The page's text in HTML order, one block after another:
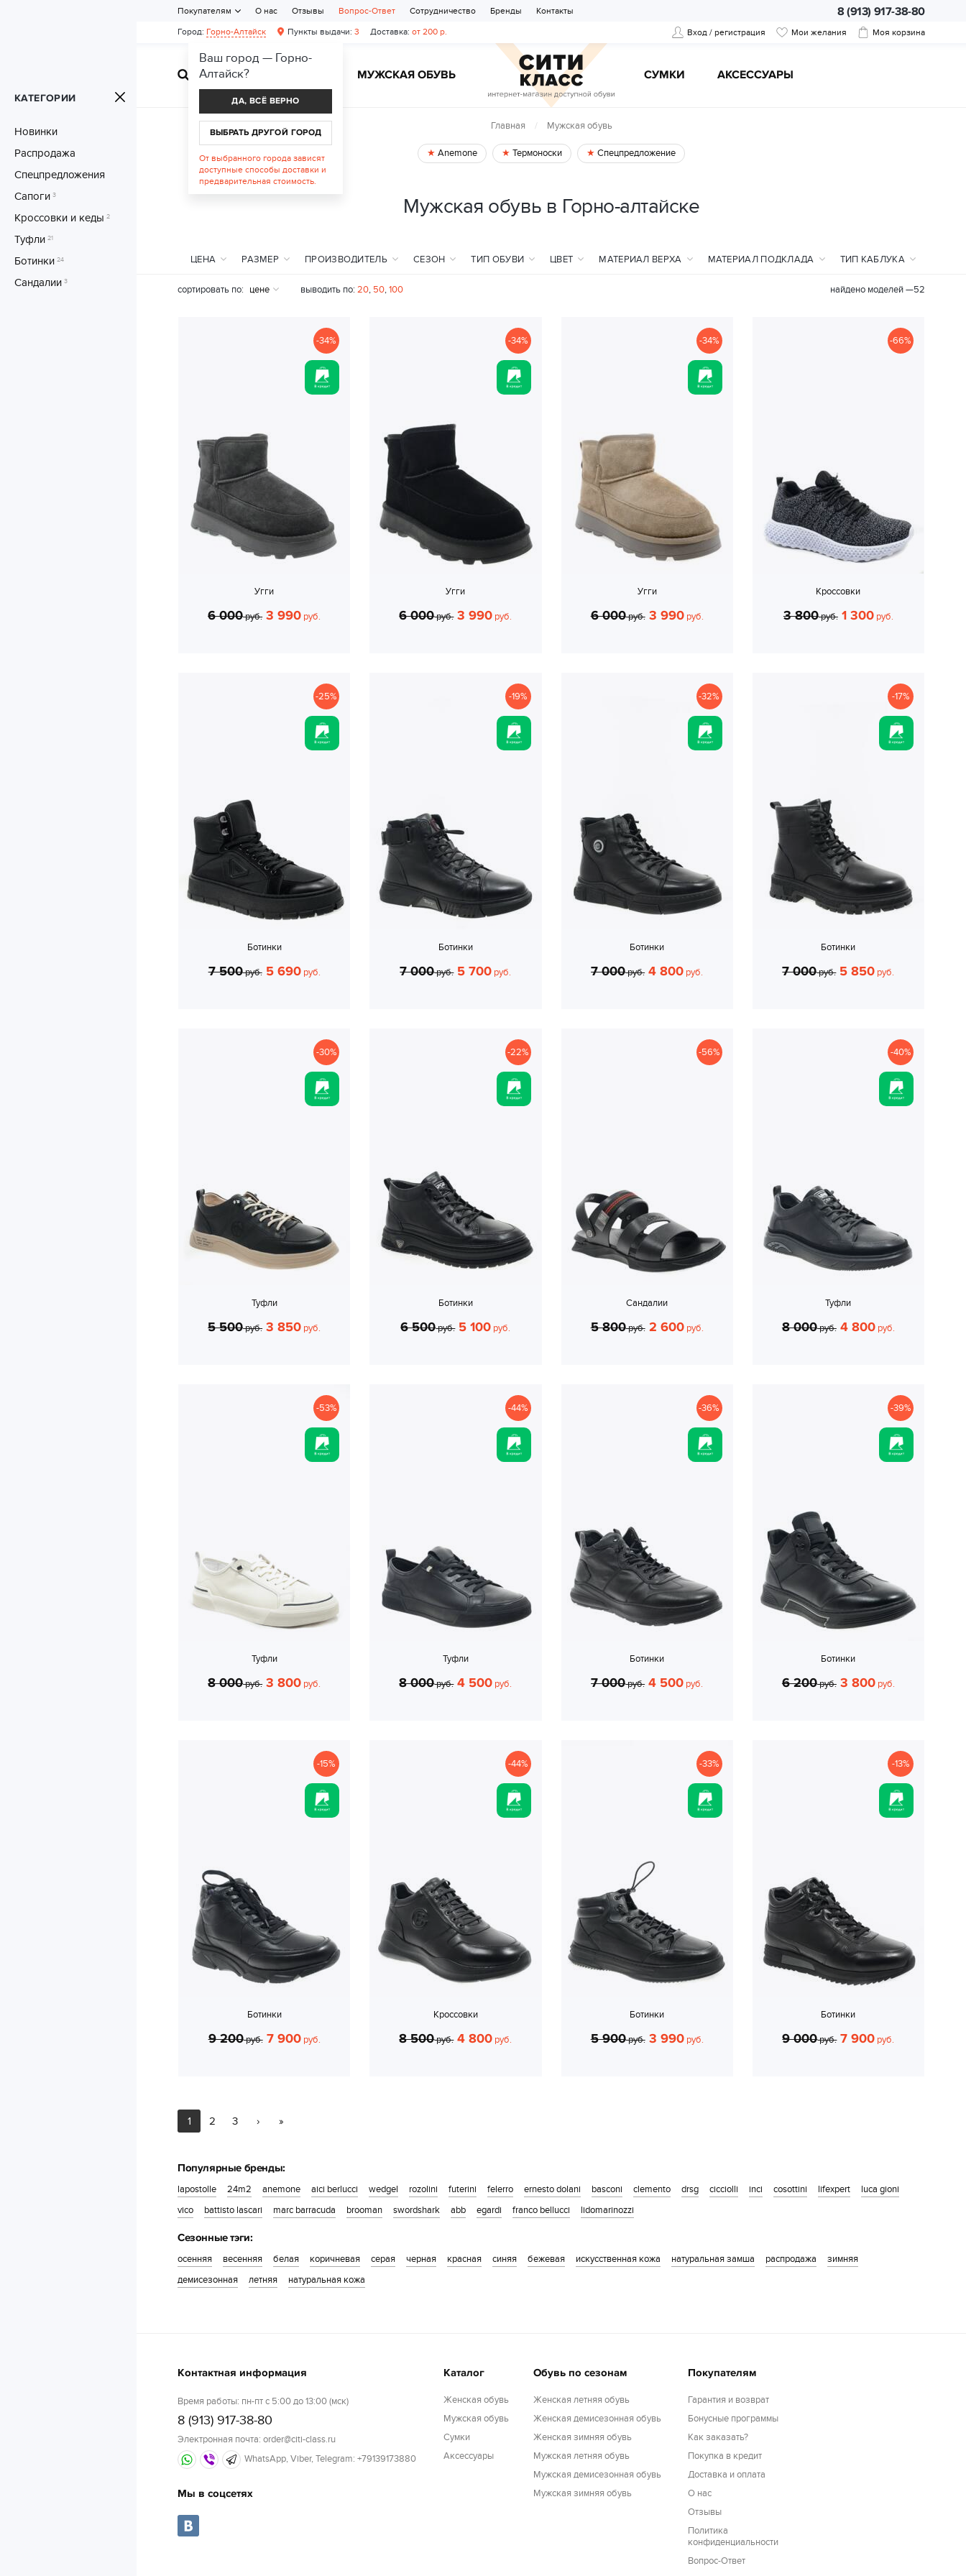
Вход / регистрация Мои желания Моя корзина
ЖЕНСКАЯ ОБУВЬ МУЖСКАЯ ОБУВЬ CУМКИ АКСЕССУАРЫ
Город: Горно-Алтайск Пункты выдачи: 3 Доставка: от 200 р.
8 (913) 917-38-80
Покупателям О нас Отзывы Вопрос-Ответ Сотрудничество Бренды Контакты
КАТЕГОРИИ
Новинки
Распродажа
Спецпредложения
Сапоги 3
Кроссовки и кеды 2
Туфли 21
Ботинки 24
Сандалии 3
Главная Мужская обувь
Anemone Термоноски Спецпредложение
Мужская обувь в Горно-алтайске
ЦЕНА РАЗМЕР ПРОИЗВОДИТЕЛЬ СЕЗОН ТИП ОБУВИ ЦВЕТ МАТЕРИАЛ ВЕРХА МАТЕРИАЛ ПОДКЛАДА ТИП КАБЛУКА
сортировать по: цене выводить по: 20, 50,100 найдено моделей —52
-34%
Угги
6 000руб. 3 990 руб.
-34%
Угги
6 000руб. 3 990 руб.
-34%
Угги
6 000руб. 3 990руб.
-66%
Кроссовки
3 800руб. 1 300руб.
-25%
Ботинки
7 500руб. 5 690руб.
-19%
Ботинки
7 000руб. 5 700 руб.
-32%
Ботинки
7 000руб. 4 800 руб.
-17%
Ботинки
7 000руб. 5 850 руб.
-30%
Туфли
5 500руб. 3 850 руб.
-22%
Ботинки
6 500руб. 5 100 руб.
-56%
Сандалии
5 800руб. 2 600руб.
-40%
Туфли
8 000руб. 4 800руб.
-53%
Туфли
8 000руб. 3 800 руб.
-44%
Туфли
8 000руб. 4 500 руб.
-36%
Ботинки
7 000руб. 4 500 руб.
-39%
Ботинки
6 200руб. 3 800руб.
-15%
Ботинки
9 200руб. 7 900руб.
-44%
Кроссовки
8 500руб. 4 800 руб.
-33%
Ботинки
5 900руб. 3 990руб.
-13%
Ботинки
9 000руб. 7 900 руб.
1 2 3 › »
Популярные бренды:
lapostolle 24m2 anemone aici berlucci wedgel rozolini futerini felerro ernesto dolani basconi clemento drsg cicciolli inci cosottini lifexpert
luca gioni
vico
battisto lascari marc barracuda brooman swordshark abb egardi franco bellucci lidomarinozzi
Сезонные тэги:
осенняя весенняя белая коричневая серая черная красная синяя бежевая искусственная кожа натуральная замша распродажа
зимняя
демисезонная
летняя натуральная кожа
Контактная информация
Время работы: пн-пт с 5:00 до 13:00 (мск)
8 (913) 917-38-80
Электронная почта: order@citi-class.ru
WhatsApp, Viber, Telegram: +79139173880
Мы в соцсетях
Каталог
Женская обувь
Мужская обувь
Cумки
Аксессуары
Обувь по сезонам
Женская летняя обувь
Женская демисезонная обувь
Женская зимняя обувь
Мужская летняя обувь
Мужская демисезонная обувь
Мужская зимняя обувь
Покупателям
Гарантия и возврат
Бонусные программы
Как заказать?
Покупка в кредит
Доставка и оплата
О нас
Отзывы
Политика
конфиденциальности
Вопрос-Ответ
Ваш город — Горно-
Алтайск?
ДА, ВСЁ ВЕРНО
ВЫБРАТЬ ДРУГОЙ ГОРОД
От выбранного города зависят
доступные способы доставки и
предварительная стоимость.